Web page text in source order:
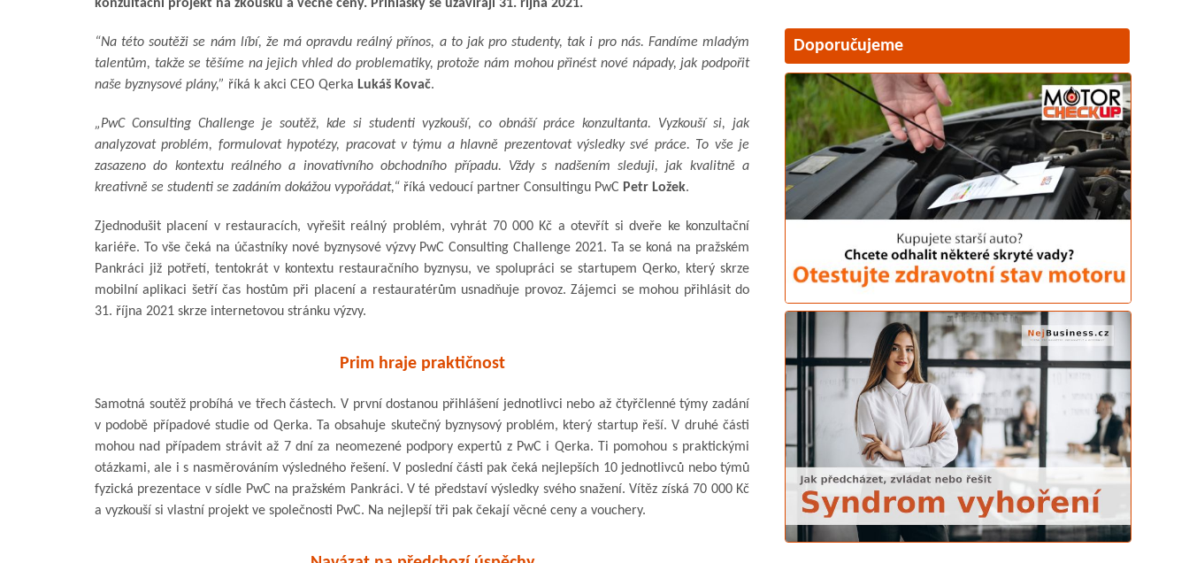
konzultační projekt na zkoušku a věcné ceny. Přihlášky se uzavírají 31. října 2021.
“Na této soutěži se nám líbí, že má opravdu reálný přínos, a to jak pro studenty, tak i pro nás. Fandíme mladým
talentům, takže se těšíme na jejich vhled do problematiky, protože nám mohou přinést nové nápady, jak podpořit
naše byznysové plány,” říká k akci CEO Qerka Lukáš Kovač.
„PwC Consulting Challenge je soutěž, kde si studenti vyzkouší, co obnáší práce konzultanta. Vyzkouší si, jak
analyzovat problém, formulovat hypotézy, pracovat v týmu a hlavně prezentovat výsledky své práce. To vše je
zasazeno do kontextu reálného a inovativního obchodního případu. Vždy s nadšením sleduji, jak kvalitně a
kreativně se studenti se zadáním dokážou vypořádat,“ říká vedoucí partner Consultingu PwC Petr Ložek.
Zjednodušit placení v restauracích, vyřešit reálný problém, vyhrát 70 000 Kč a otevřít si dveře ke konzultační
kariéře. To vše čeká na účastníky nové byznysové výzvy PwC Consulting Challenge 2021. Ta se koná na pražském
Pankráci již potřetí, tentokrát v kontextu restauračního byznysu, ve spolupráci se startupem Qerko, který skrze
mobilní aplikaci šetří čas hostům při placení a restauratérům usnadňuje provoz. Zájemci se mohou přihlásit do
31. října 2021 skrze internetovou stránku výzvy.
Prim hraje praktičnost
Samotná soutěž probíhá ve třech částech. V první dostanou přihlášení jednotlivci nebo až čtyřčlenné týmy zadání
v podobě případové studie od Qerka. Ta obsahuje skutečný byznysový problém, který startup řeší. V druhé části
mohou nad případem strávit až 7 dní za neomezené podpory expertů z PwC i Qerka. Ti pomohou s praktickými
otázkami, ale i s nasměrováním výsledného řešení. V poslední části pak čeká nejlepších 10 jednotlivců nebo týmů
fyzická prezentace v sídle PwC na pražském Pankráci. V té představí výsledky svého snažení. Vítěz získá 70 000 Kč
a vyzkouší si vlastní projekt ve společnosti PwC. Na nejlepší tři pak čekají věcné ceny a vouchery.
Doporučujeme